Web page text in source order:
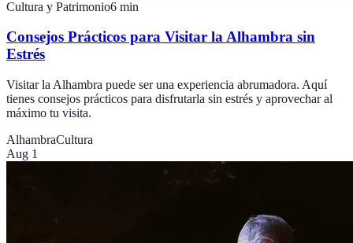
Cultura y Patrimonio6 min
Consejos Prácticos para Visitar la Alhambra sin
Estrés
Visitar la Alhambra puede ser una experiencia abrumadora. Aquí
tienes consejos prácticos para disfrutarla sin estrés y aprovechar al
máximo tu visita.
AlhambraCultura
Aug 1